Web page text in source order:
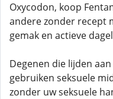
Oxycodon, koop
andere zonder recept
gemak en actieve
Degenen die lijden
gebruiken seksuele
zonder uw seksuele